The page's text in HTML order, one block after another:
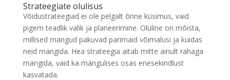
Strateegiate olulisus
Võidustrateegiad ei ole pelgalt õnne küsimus, vaid
pigem teadlik valik ja planeerimine. Oluline on mõista,
millised mängud pakuvad parimaid võimalusi ja kuidas
neid mängida. Hea strateegia aitab mitte ainult rahaga
mängida, vaid ka mängulises osas enesekindlust
kasvatada.